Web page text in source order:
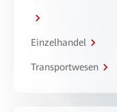
Einzelhandel
Transportwesen